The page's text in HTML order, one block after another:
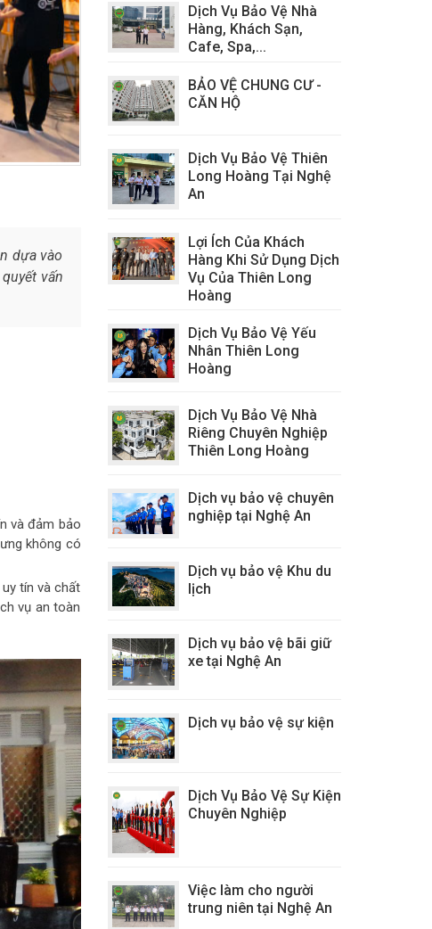
dựa vào
vấn
và đảm bảo
không có
tín và chất
vụ an toàn
Dịch Vụ Bảo Vệ Nhà
Hàng, Khách Sạn,
Cafe, Spa,...
BẢO VỆ CHUNG CƯ -
CĂN HỘ
Dịch Vụ Bảo Vệ Thiên
Long Hoàng Tại Nghệ
An
Lợi Ích Của Khách
Hàng Khi Sử Dụng Dịch
Vụ Của Thiên Long
Hoàng
Dịch Vụ Bảo Vệ Yếu
Nhân Thiên Long
Hoàng
Dịch Vụ Bảo Vệ Nhà
Riêng Chuyên Nghiệp
Thiên Long Hoàng
Dịch vụ bảo vệ chuyên
nghiệp tại Nghệ An
Dịch vụ bảo vệ Khu du
lịch
Dịch vụ bảo vệ bãi giữ
xe tại Nghệ An
Dịch vụ bảo vệ sự kiện
Dịch Vụ Bảo Vệ Sự Kiện
Chuyên Nghiệp
Việc làm cho người
trung niên tại Nghệ An